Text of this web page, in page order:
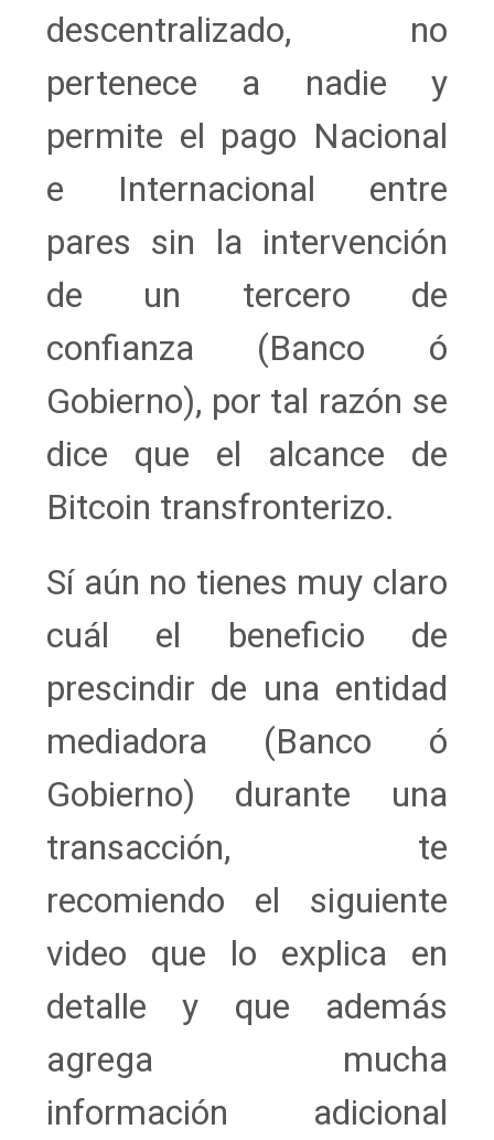
descentralizado, no
pertenece a nadie y
permite el pago Nacional
e Internacional entre
pares sin la intervención
de un tercero de
confianza (Banco ó
Gobierno), por tal razón se
dice que el alcance de
Bitcoin transfronterizo.
Sí aún no tienes muy claro
cuál el beneficio de
prescindir de una entidad
mediadora (Banco ó
Gobierno) durante una
transacción, te
recomiendo el siguiente
video que lo explica en
detalle y que además
agrega mucha
información adicional